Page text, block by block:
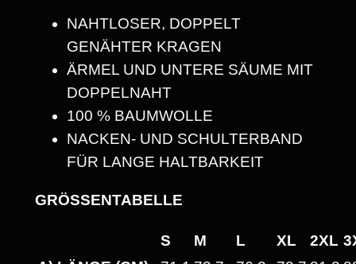
A
NAHTLOSER, DOPPELT
GENÄHTER KRAGEN
ÄRMEL UND UNTERE SÄUME MIT
DOPPELNAHT
100 % BAUMWOLLE
NACKEN- UND SCHULTERBAND
FÜR LANGE HALTBARKEIT
GRÖSSENTABELLE
S M L XL 2XL